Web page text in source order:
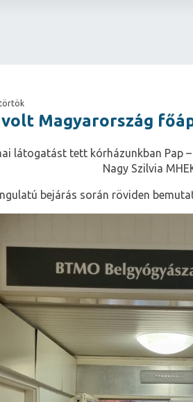
Magyarország
látogatást tett kórházunkban Pap
Nagy Szilvia
bejárás során röviden